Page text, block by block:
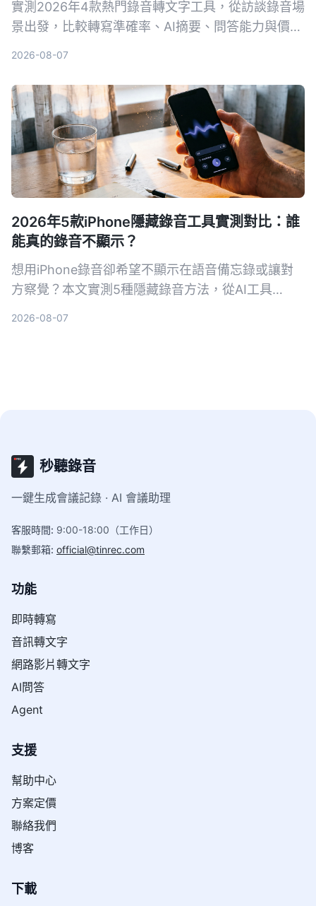
實測2026年4款熱門錄音轉文字工具，從訪談錄音場
景出發，比較轉寫準確率、AI摘要、問答能力與價
2026-08-07
2026年5款iPhone隱藏錄音工具實測對比：誰
能真的錄音不顯示？
想用iPhone錄音卻希望不顯示在語音備忘錄或讓對
方察覺？本文實測5種隱藏錄音方法，從AI工具
2026-08-07
秒聽錄音
一鍵生成會議記錄 · AI 會議助理
客服時間: 9:00-18:00（工作日）
聯繫郵箱: official@tinrec.com
功能
即時轉寫
音訊轉文字
網路影片轉文字
AI問答
Agent
支援
幫助中心
方案定價
聯絡我們
博客
下載